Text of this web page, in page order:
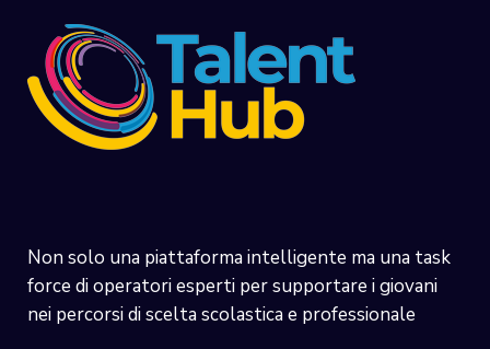
Non solo una piattaforma intelligente ma una task
force di operatori esperti per supportare i giovani
nei percorsi di scelta scolastica e professionale